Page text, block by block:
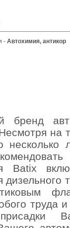
- Автохимия, антикор
на
несколько
Batix
дизельного
труда